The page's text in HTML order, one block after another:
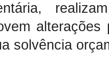
solvência